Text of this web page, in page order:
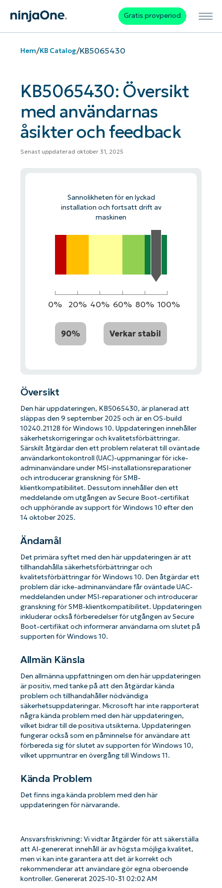
Gratis provperiod
Hem/KB Catalog/KB5065430
KB5065430: Översikt
med användarnas
åsikter och feedback
Senast uppdaterad oktober 31, 2025
Sannolikheten för en lyckad
installation och fortsatt drift av
maskinen
0% 20% 40% 60% 80% 100%
90% Verkar stabil
Översikt
Den här uppdateringen, KB5065430, är ​​planerad att
släppas den 9 september 2025 och är en OS-build
10240.21128 för Windows 10. Uppdateringen innehåller
säkerhetskorrigeringar och kvalitetsförbättringar.
Särskilt åtgärdar den ett problem relaterat till oväntade
användarkontokontroll (UAC)-uppmaningar för icke-
adminanvändare under MSI-installationsreparationer
och introducerar granskning för SMB-
klientkompatibilitet. Dessutom innehåller den ett
meddelande om utgången av Secure Boot-certifikat
och upphörande av support för Windows 10 efter den
14 oktober 2025.
Ändamål
Det primära syftet med den här uppdateringen är att
tillhandahålla säkerhetsförbättringar och
kvalitetsförbättringar för Windows 10. Den åtgärdar ett
problem där icke-adminanvändare får oväntade UAC-
meddelanden under MSI-reparationer och introducerar
granskning för SMB-klientkompatibilitet. Uppdateringen
inkluderar också förberedelser för utgången av Secure
Boot-certifikat och informerar användarna om slutet på
supporten för Windows 10.
Allmän Känsla
Den allmänna uppfattningen om den här uppdateringen
är positiv, med tanke på att den åtgärdar kända
problem och tillhandahåller nödvändiga
säkerhetsuppdateringar. Microsoft har inte rapporterat
några kända problem med den här uppdateringen,
vilket bidrar till de positiva utsikterna. Uppdateringen
fungerar också som en påminnelse för användare att
förbereda sig för slutet av supporten för Windows 10,
vilket uppmuntrar en övergång till Windows 11.
Kända Problem
Det finns inga kända problem med den här
uppdateringen för närvarande.
Ansvarsfriskrivning: Vi vidtar åtgärder för att säkerställa
att AI-genererat innehåll är av högsta möjliga kvalitet,
men vi kan inte garantera att det är korrekt och
rekommenderar att användare gör egna oberoende
kontroller. Genererat 2025-10-31 02:02 AM